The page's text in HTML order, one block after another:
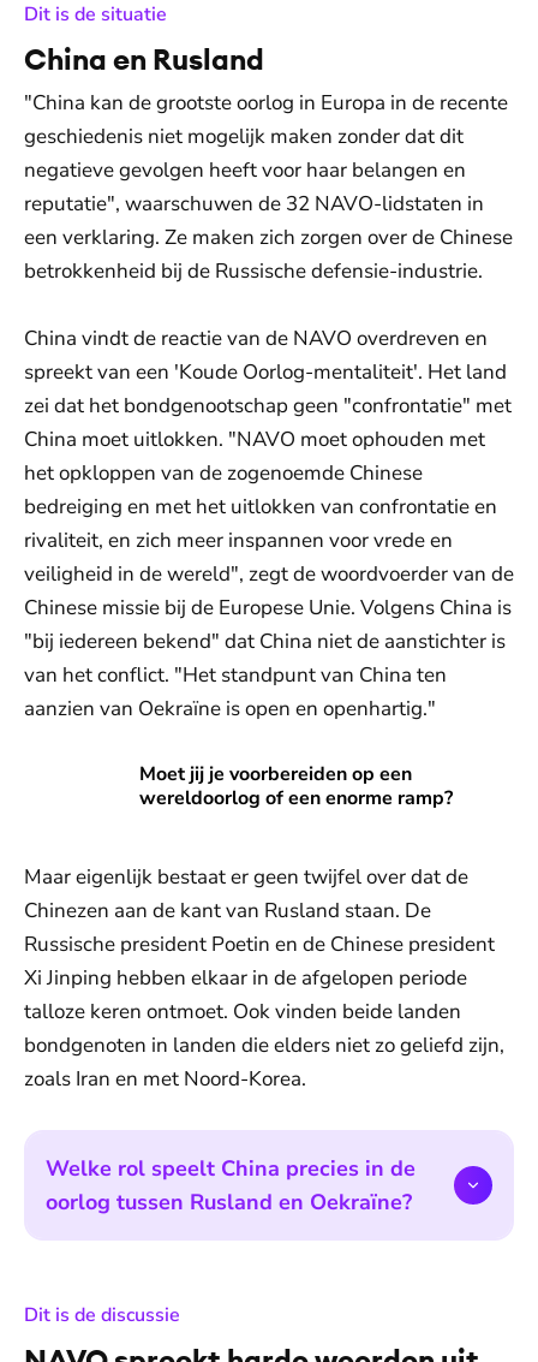
Dit is de situatie
China en Rusland
"China kan de grootste oorlog in Europa in de recente
geschiedenis niet mogelijk maken zonder dat dit
negatieve gevolgen heeft voor haar belangen en
reputatie", waarschuwen de 32 NAVO-lidstaten in
een verklaring. Ze maken zich zorgen over de Chinese
betrokkenheid bij de Russische defensie-industrie.
China vindt de reactie van de NAVO overdreven en
spreekt van een 'Koude Oorlog-mentaliteit'. Het land
zei dat het bondgenootschap geen "confrontatie" met
China moet uitlokken. "NAVO moet ophouden met
het opkloppen van de zogenoemde Chinese
bedreiging en met het uitlokken van confrontatie en
rivaliteit, en zich meer inspannen voor vrede en
veiligheid in de wereld", zegt de woordvoerder van de
Chinese missie bij de Europese Unie. Volgens China is
"bij iedereen bekend" dat China niet de aanstichter is
van het conflict. "Het standpunt van China ten
aanzien van Oekraïne is open en openhartig."
Moet jij je voorbereiden op een
wereldoorlog of een enorme ramp?
Moet jij je voorbereiden op een wereldoorlog of een
Maar eigenlijk bestaat er geen twijfel over dat de
Chinezen aan de kant van Rusland staan. De
Russische president Poetin en de Chinese president
Xi Jinping hebben elkaar in de afgelopen periode
talloze keren ontmoet. Ook vinden beide landen
bondgenoten in landen die elders niet zo geliefd zijn,
zoals Iran en met Noord-Korea.
Welke rol speelt China precies in de
oorlog tussen Rusland en Oekraïne?
Dit is de discussie